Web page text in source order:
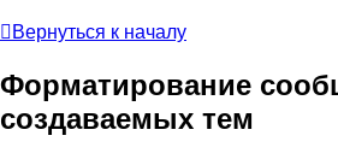
Вернуться к началу
Форматирование
создаваемых тем